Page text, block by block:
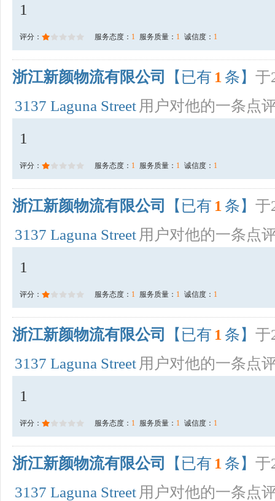
1
评分： 服务态度： 1 服务质量： 1 诚信度： 1
浙江新颜物流有限公司 【已有 1 条】 于
3137 Laguna Street 用户对他的一条点
1
评分： 服务态度： 1 服务质量： 1 诚信度： 1
浙江新颜物流有限公司 【已有 1 条】 于
3137 Laguna Street 用户对他的一条点
1
评分： 服务态度： 1 服务质量： 1 诚信度： 1
浙江新颜物流有限公司 【已有 1 条】 于
3137 Laguna Street 用户对他的一条点
1
评分： 服务态度： 1 服务质量： 1 诚信度： 1
浙江新颜物流有限公司 【已有 1 条】 于
3137 Laguna Street 用户对他的一条点